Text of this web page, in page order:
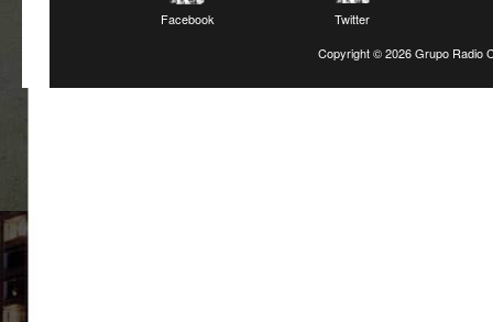
Facebook
Twitter
Copyright ©2026 Grupo Radio